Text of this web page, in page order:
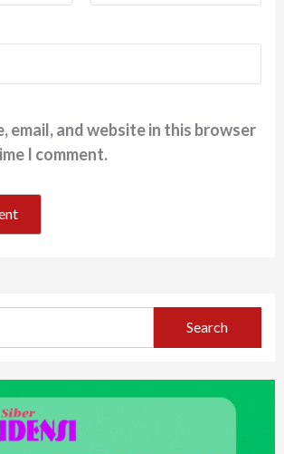
email, and website in this browser
I comment.